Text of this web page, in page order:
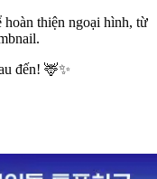
hoàn thiện ngoại hình, từ
đến! 🦌✨